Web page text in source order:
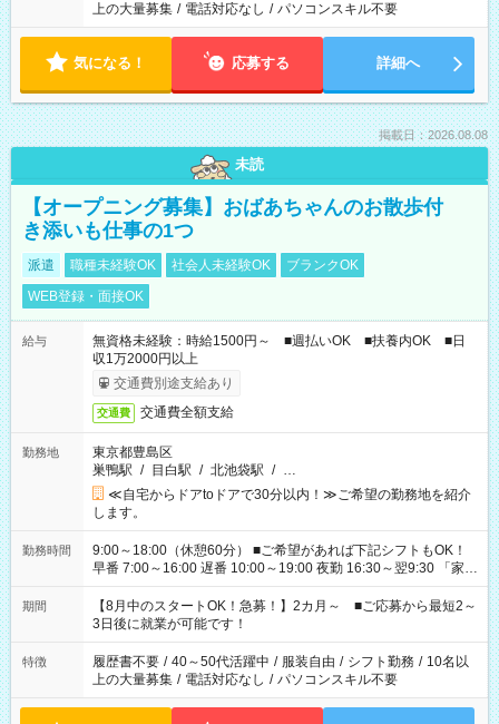
上の大量募集 / 電話対応なし / パソコンスキル不要
気になる！ 応募する 詳細へ
掲載日：2026.08.08
未読
【オープニング募集】おばあちゃんのお散歩付
き添いも仕事の1つ
派遣 職種未経験OK 社会人未経験OK
ブランクOK
WEB登録・面接OK
給与
無資格未経験：時給1500円～ ■週払いOK ■扶養内OK ■日
収1万2000円以上
交通費別途支給あり
交通費 交通費全額支給
勤務地
東京都豊島区
巣鴨駅 / 目白駅 / 北池袋駅 / …
≪自宅からドアtoドアで30分以内！≫ご希望の勤務地を紹介
します。
勤務時間
9:00～18:00（休憩60分） ■ご希望があれば下記シフトもOK！
早番 7:00～16:00 遅番 10:00～19:00 夜勤 16:30～翌9:30 「家族
と休みを合わせたい」 「余裕を持って夕飯の準備がしたい」
「できれば残業はしたくない」 など、ご希望を教えてください
ね。 ※Wワーク希望の方へ 今ご覧のお仕事で希望する勤務時間
と、もう1つのお仕事の勤務時間。 合計で週40時間を超える場
合は応募できません。
期間
【8月中のスタートOK！急募！】2カ月～ ■ご応募から最短2～
3日後に就業が可能です！
特徴 履歴書不要 / 40～50代活躍中 / 服装自由 / シフト勤務 / 10名以
上の大量募集 / 電話対応なし / パソコンスキル不要